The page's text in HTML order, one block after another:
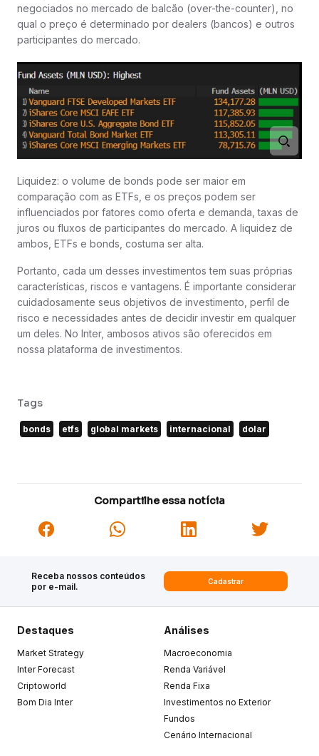
negociados no mercado de balcão (over-the-counter), no
qual o preço é determinado por dealers (bancos) e outros
participantes do mercado.
Liquidez: o volume de bonds pode ser maior em
comparação com as ETFs, e os preços podem ser
influenciados por fatores como oferta e demanda, taxas de
juros ou fluxos de participantes do mercado. A liquidez de
ambos, ETFs e bonds, costuma ser alta.
Portanto, cada um desses investimentos tem suas próprias
características, riscos e vantagens. É importante considerar
cuidadosamente seus objetivos de investimento, perfil de
risco e necessidades antes de decidir investir em qualquer
um deles. No Inter, ambosos ativos são oferecidos em
nossa plataforma de investimentos.
Tags
bonds etfs global markets internacional dolar
Compartilhe essa notícia
Receba nossos conteúdos
por e-mail.
Cadastrar
Destaques
Market Strategy
Inter Forecast
Criptoworld
Bom Dia Inter
Análises
Macroeconomia
Renda Variável
Renda Fixa
Investimentos no Exterior
Fundos
Cenário Internacional